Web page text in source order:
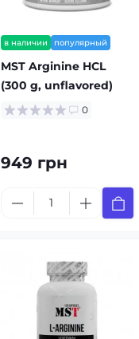
в наличии популярный
MST Arginine HCL
(300 g, unflavored)
0
949 грн